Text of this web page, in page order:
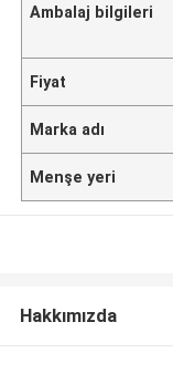
Ambalaj bilgileri
Fiyat
Marka adı
Menşe yeri
Hakkımızda